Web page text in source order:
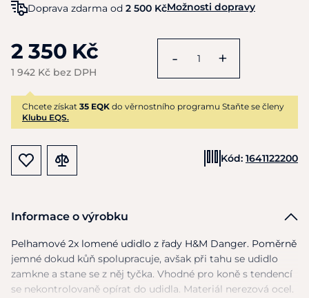
Doprava zdarma od 2 500 KčMožnosti dopravy
2 350 Kč
1 942 Kč bez DPH
- +
Chcete získat 35 EQK do věrnostního programu Staňte se členy
Klubu EQS.
Kód: 1641122200
Informace o výrobku
Pelhamové 2x lomené udidlo z řady H&M Danger. Poměrně
jemné dokud kůň spolupracuje, avšak při tahu se udidlo
zamkne a stane se z něj tyčka. Vhodné pro koně s tendencí
se nekontrolovaně opírat do udidla. Materiál nerezová ocel.